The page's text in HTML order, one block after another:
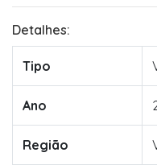
Detalhes:
Tipo
Ano
Região